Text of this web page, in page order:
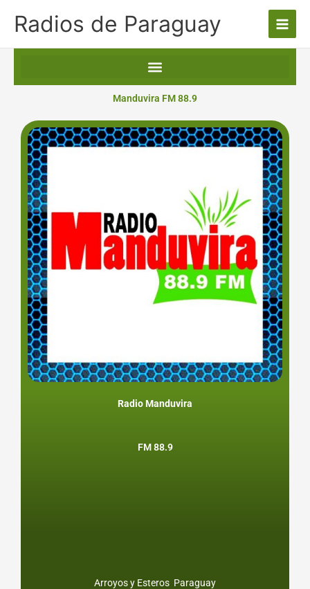
Radios de Paraguay
Manduvira FM 88.9
Radio Manduvira
FM 88.9
Arroyos y Esteros Paraguay